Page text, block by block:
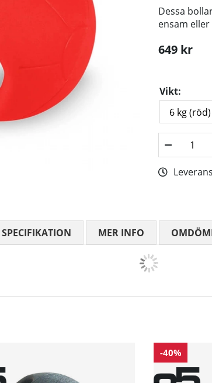
Dessa
ensam
649 kr
Vikt:
SPECIFIKATION MER INFO
-40%